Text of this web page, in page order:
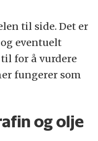
til side. Det er
og eventuelt
for å vurdere
fungerer som
og olje